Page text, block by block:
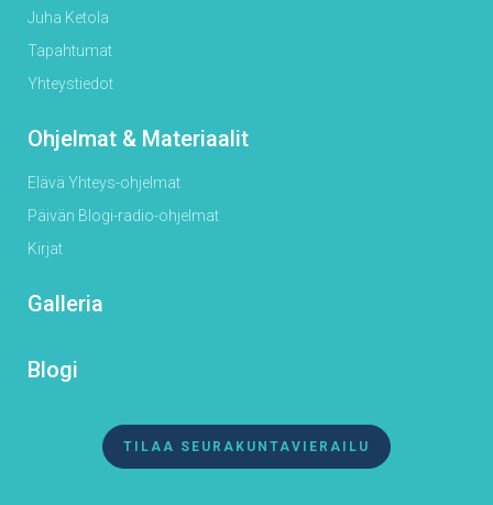
Juha Ketola
Tapahtumat
Yhteystiedot
Ohjelmat & Materiaalit
Elävä Yhteys-ohjelmat
Päivän Blogi-radio-ohjelmat
Kirjat
Galleria
Blogi
TILAA SEURAKUNTAVIERAILU